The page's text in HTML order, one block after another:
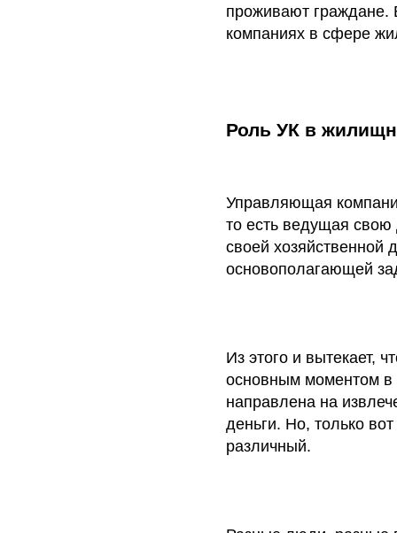
проживают граждане.
компаниях в сфере
Роль УК в
Управляющая
то есть ведущая свою
своей хозяйственной
основополагающей
Из этого и вытекает,
основным моментом в
направлена на
деньги. Но, только
различный.